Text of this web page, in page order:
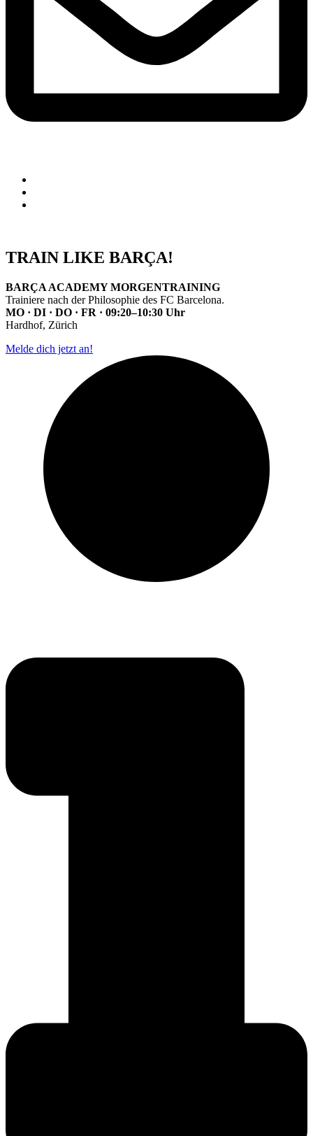
TRAIN LIKE BARÇA!
BARÇA ACADEMY MORGENTRAINING
Trainiere nach der Philosophie des FC Barcelona.
MO · DI · DO · FR · 09:20–10:30 Uhr
Hardhof, Zürich
Melde dich jetzt an!